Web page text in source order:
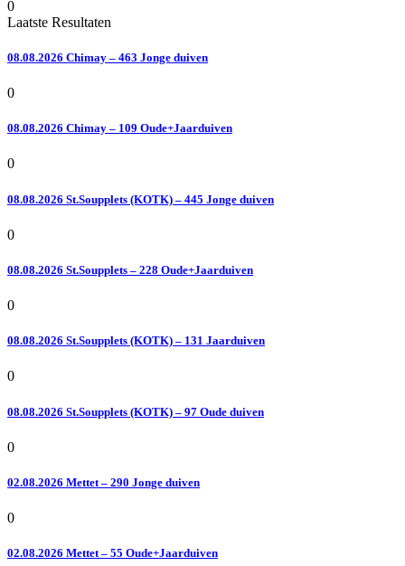
0
Laatste Resultaten
08.08.2026 Chimay – 463 Jonge duiven
0
08.08.2026 Chimay – 109 Oude+Jaarduiven
0
08.08.2026 St.Soupplets (KOTK) – 445 Jonge duiven
0
08.08.2026 St.Soupplets – 228 Oude+Jaarduiven
0
08.08.2026 St.Soupplets (KOTK) – 131 Jaarduiven
0
08.08.2026 St.Soupplets (KOTK) – 97 Oude duiven
0
02.08.2026 Mettet – 290 Jonge duiven
0
02.08.2026 Mettet – 55 Oude+Jaarduiven